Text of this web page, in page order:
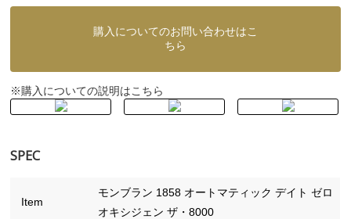
購入についてのお問い合わせはこ
ちら
※購入についての説明はこちら
SPEC
Item
モンブラン 1858 オートマティック デイト ゼロ
オキシジェン ザ・8000